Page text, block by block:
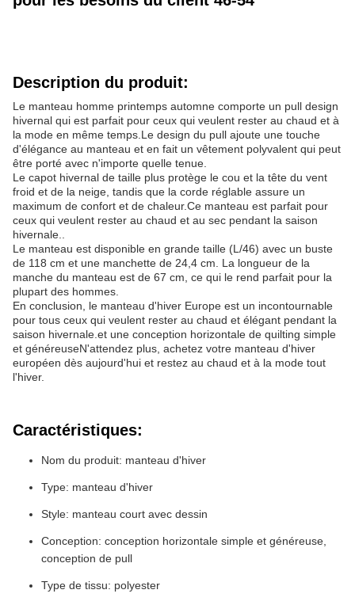
Description du produit:
Le manteau homme printemps automne comporte un pull design
hivernal qui est parfait pour ceux qui veulent rester au chaud et à
la mode en même temps.Le design du pull ajoute une touche
d'élégance au manteau et en fait un vêtement polyvalent qui peut
être porté avec n'importe quelle tenue.
Le capot hivernal de taille plus protège le cou et la tête du vent
froid et de la neige, tandis que la corde réglable assure un
maximum de confort et de chaleur.Ce manteau est parfait pour
ceux qui veulent rester au chaud et au sec pendant la saison
hivernale..
Le manteau est disponible en grande taille (L/46) avec un buste
de 118 cm et une manchette de 24,4 cm. La longueur de la
manche du manteau est de 67 cm, ce qui le rend parfait pour la
plupart des hommes.
En conclusion, le manteau d'hiver Europe est un incontournable
pour tous ceux qui veulent rester au chaud et élégant pendant la
saison hivernale.et une conception horizontale de quilting simple
et généreuseN'attendez plus, achetez votre manteau d'hiver
européen dès aujourd'hui et restez au chaud et à la mode tout
l'hiver.
Caractéristiques:
Nom du produit: manteau d'hiver
Type: manteau d'hiver
Style: manteau court avec dessin
Conception: conception horizontale simple et généreuse,
conception de pull
Type de tissu: polyester